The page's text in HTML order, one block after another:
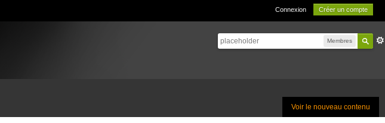
Connexion Créer un compte
Membres
Voir le nouveau contenu